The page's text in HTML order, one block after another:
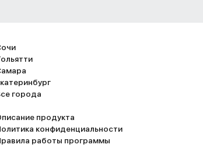
города
продукта
конфиденциальности
работы программы